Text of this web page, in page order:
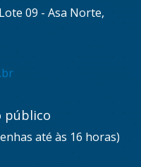
09 - Asa Norte,
público
até às 16 horas)